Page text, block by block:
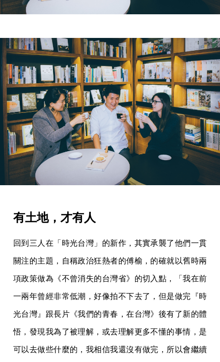
有土地，才有人
回到三人在「時光台灣」的新作，其實承襲了他們一貫
關注的主題，自稱政治狂熱者的傅榆，的確就以舊時兩
項政策做為《不曾消失的台灣省》的切入點，「我在前
一兩年曾經非常低潮，好像拍不下去了，但是做完『時
光台灣』跟長片《我們的青春，在台灣》後有了新的體
悟，發現我為了被理解，或去理解更多不懂的事情，是
可以去做些什麼的，我相信我還沒有做完，所以會繼續